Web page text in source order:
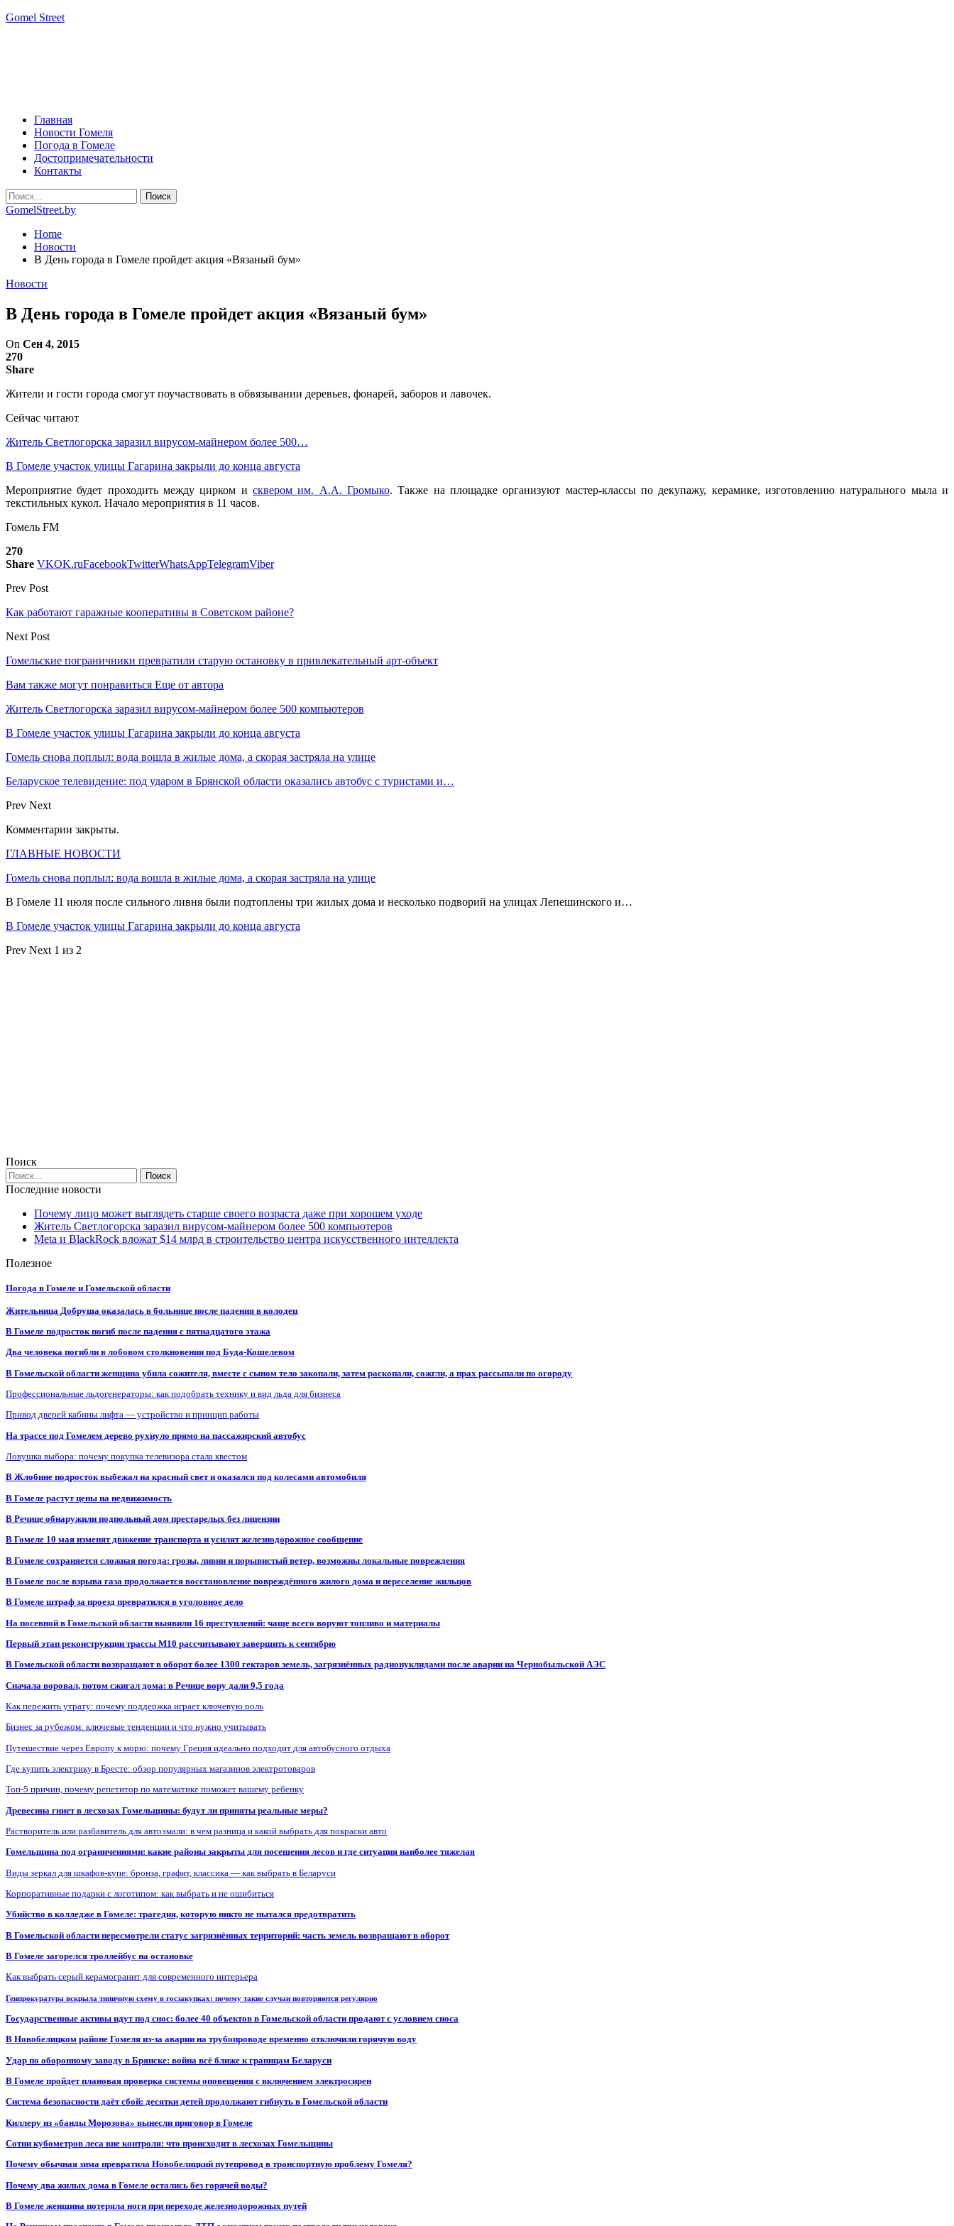
Gomel Street
Главная
Новости Гомеля
Погода в Гомеле
Достопримечательности
Контакты
GomelStreet.by
Home
Новости
В День города в Гомеле пройдет акция «Вязаный бум»
Новости
В День города в Гомеле пройдет акция «Вязаный бум»
On Сен 4, 2015
270
Share
Жители и гости города смогут поучаствовать в обвязывании деревьев, фонарей, заборов и лавочек.
Сейчас читают
Житель Светлогорска заразил вирусом-майнером более 500…
В Гомеле участок улицы Гагарина закрыли до конца августа
Мероприятие будет проходить между цирком и сквером им. А.А. Громыко. Также на площадке организуют мастер-классы по декупажу, керамике, изготовлению натурального мыла и
текстильных кукол. Начало мероприятия в 11 часов.
Гомель FM
270
Share VKOK.ruFacebookTwitterWhatsAppTelegramViber
Prev Post
Как работают гаражные кооперативы в Советском районе?
Next Post
Гомельские пограничники превратили старую остановку в привлекательный арт-объект
Вам также могут понравиться Еще от автора
Житель Светлогорска заразил вирусом-майнером более 500 компьютеров
В Гомеле участок улицы Гагарина закрыли до конца августа
Гомель снова поплыл: вода вошла в жилые дома, а скорая застряла на улице
Беларуское телевидение: под ударом в Брянской области оказались автобус с туристами и…
Prev Next
Комментарии закрыты.
ГЛАВНЫЕ НОВОСТИ
Гомель снова поплыл: вода вошла в жилые дома, а скорая застряла на улице
В Гомеле 11 июля после сильного ливня были подтоплены три жилых дома и несколько подворий на улицах Лепешинского и…
В Гомеле участок улицы Гагарина закрыли до конца августа
Prev Next 1 из 2
Поиск
Последние новости
Почему лицо может выглядеть старше своего возраста даже при хорошем уходе
Житель Светлогорска заразил вирусом-майнером более 500 компьютеров
Meta и BlackRock вложат $14 млрд в строительство центра искусственного интеллекта
Полезное
Погода в Гомеле и Гомельской области
Жительница Добруша оказалась в больнице после падения в колодец
В Гомеле подросток погиб после падения с пятнадцатого этажа
Два человека погибли в лобовом столкновении под Буда-Кошелевом
В Гомельской области женщина убила сожителя, вместе с сыном тело закопали, затем раскопали, сожгли, а прах рассыпали по огороду
Профессиональные льдогенераторы: как подобрать технику и вид льда для бизнеса
Привод дверей кабины лифта — устройство и принцип работы
На трассе под Гомелем дерево рухнуло прямо на пассажирский автобус
Ловушка выбора: почему покупка телевизора стала квестом
В Жлобине подросток выбежал на красный свет и оказался под колесами автомобиля
В Гомеле растут цены на недвижимость
В Речице обнаружили подпольный дом престарелых без лицензии
В Гомеле 10 мая изменят движение транспорта и усилят железнодорожное сообщение
В Гомеле сохраняется сложная погода: грозы, ливни и порывистый ветер, возможны локальные повреждения
В Гомеле после взрыва газа продолжается восстановление повреждённого жилого дома и переселение жильцов
В Гомеле штраф за проезд превратился в уголовное дело
На посевной в Гомельской области выявили 16 преступлений: чаще всего воруют топливо и материалы
Первый этап реконструкции трассы М10 рассчитывают завершить к сентябрю
В Гомельской области возвращают в оборот более 1300 гектаров земель, загрязнённых радионуклидами после аварии на Чернобыльской АЭС
Сначала воровал, потом сжигал дома: в Речице вору дали 9,5 года
Как пережить утрату: почему поддержка играет ключевую роль
Бизнес за рубежом: ключевые тенденции и что нужно учитывать
Путешествие через Европу к морю: почему Греция идеально подходит для автобусного отдыха
Где купить электрику в Бресте: обзор популярных магазинов электротоваров
Топ-5 причин, почему репетитор по математике поможет вашему ребенку
Древесина гниет в лесхозах Гомельщины: будут ли приняты реальные меры?
Растворитель или разбавитель для автоэмали: в чем разница и какой выбрать для покраски авто
Гомельщина под ограничениями: какие районы закрыты для посещения лесов и где ситуация наиболее тяжелая
Виды зеркал для шкафов-купе: бронза, графит, классика — как выбрать в Беларуси
Корпоративные подарки с логотипом: как выбрать и не ошибиться
Убийство в колледже в Гомеле: трагедия, которую никто не пытался предотвратить
В Гомельской области пересмотрели статус загрязнённых территорий: часть земель возвращают в оборот
В Гомеле загорелся троллейбус на остановке
Как выбрать серый керамогранит для современного интерьера
Генпрокуратура вскрыла типичную схему в госзакупках: почему такие случаи повторяются регулярно
Государственные активы идут под снос: более 40 объектов в Гомельской области продают с условием сноса
В Новобелицком районе Гомеля из-за аварии на трубопроводе временно отключили горячую воду
Удар по оборонному заводу в Брянске: война всё ближе к границам Беларуси
В Гомеле пройдет плановая проверка системы оповещения с включением электросирен
Система безопасности даёт сбой: десятки детей продолжают гибнуть в Гомельской области
Киллеру из «банды Морозова» вынесли приговор в Гомеле
Сотни кубометров леса вне контроля: что происходит в лесхозах Гомельщины
Почему обычная зима превратила Новобелицкий путепровод в транспортную проблему Гомеля?
Почему два жилых дома в Гомеле остались без горячей воды?
В Гомеле женщина потеряла ноги при переходе железнодорожных путей